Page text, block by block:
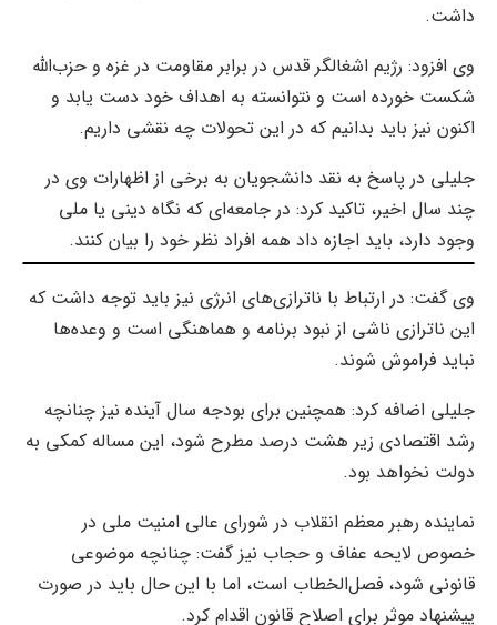
داشت.
وی افزود: رژیم اشغالگر قدس در برابر مقاومت در غزه و حزب‌الله
شکست خورده است و نتوانسته به اهداف خود دست یابد و
اکنون نیز باید بدانیم که در این تحولات چه نقشی داریم.
جلیلی در پاسخ به نقد دانشجویان به برخی از اظهارات وی در
چند سال اخیر، تاکید کرد: در جامعه‌ای که نگاه دینی یا ملی
وجود دارد، باید اجازه داد همه افراد نظر خود را بیان کنند.
وی گفت: در ارتباط با ناترازی‌های انرژی نیز باید توجه داشت که
این ناترازی ناشی از نبود برنامه و هماهنگی است و وعده‌ها
نباید فراموش شوند.
جلیلی اضافه کرد: همچنین برای بودجه سال آینده نیز چنانچه
رشد اقتصادی زیر هشت درصد مطرح شود، این مساله کمکی به
دولت نخواهد بود.
نماینده رهبر معظم انقلاب در شورای عالی امنیت ملی در
خصوص لایحه عفاف و حجاب نیز گفت: چنانچه موضوعی
قانونی شود، فصل‌الخطاب است، اما با این حال باید در صورت
پیشنهاد موثر برای اصلاح قانون اقدام کرد.